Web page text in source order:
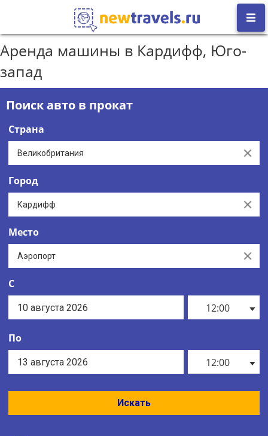
Аренда машины в Кардифф, Юго-
запад
Поиск авто в прокат
Страна
Clear
Город
Clear
Место
Clear
С
12:00
По
12:00
Искать